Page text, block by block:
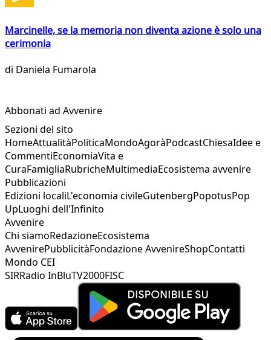
Marcinelle, se la memoria non diventa azione è solo una
cerimonia
di Daniela Fumarola
Abbonati ad Avvenire
Sezioni del sito
HomeAttualitàPoliticaMondoAgoràPodcastChiesaIdee e
CommentiEconomiaVita e
CuraFamigliaRubricheMultimediaEcosistema avvenire
Pubblicazioni
Edizioni localiL'economia civileGutenbergPopotusPop
UpLuoghi dell'Infinito
Avvenire
Chi siamoRedazioneEcosistema
AvvenirePubblicitàFondazione AvvenireShopContatti
Mondo CEI
SIRRadio InBluTV2000FISC